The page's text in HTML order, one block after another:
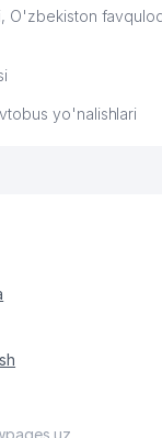
O'zbekiston
yo'nalishlari